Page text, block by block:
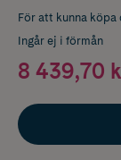
För att kunna köpa
Ingår ej i förmån
8 439,70